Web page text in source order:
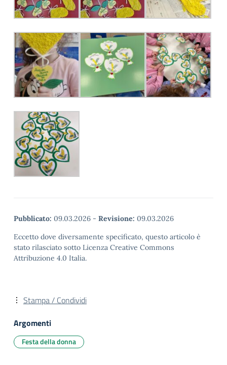
Pubblicato: 09.03.2026 - Revisione: 09.03.2026
Eccetto dove diversamente specificato, questo articolo è
stato rilasciato sotto Licenza Creative Commons
Attribuzione 4.0 Italia.
Stampa / Condividi
Argomenti
Festa della donna